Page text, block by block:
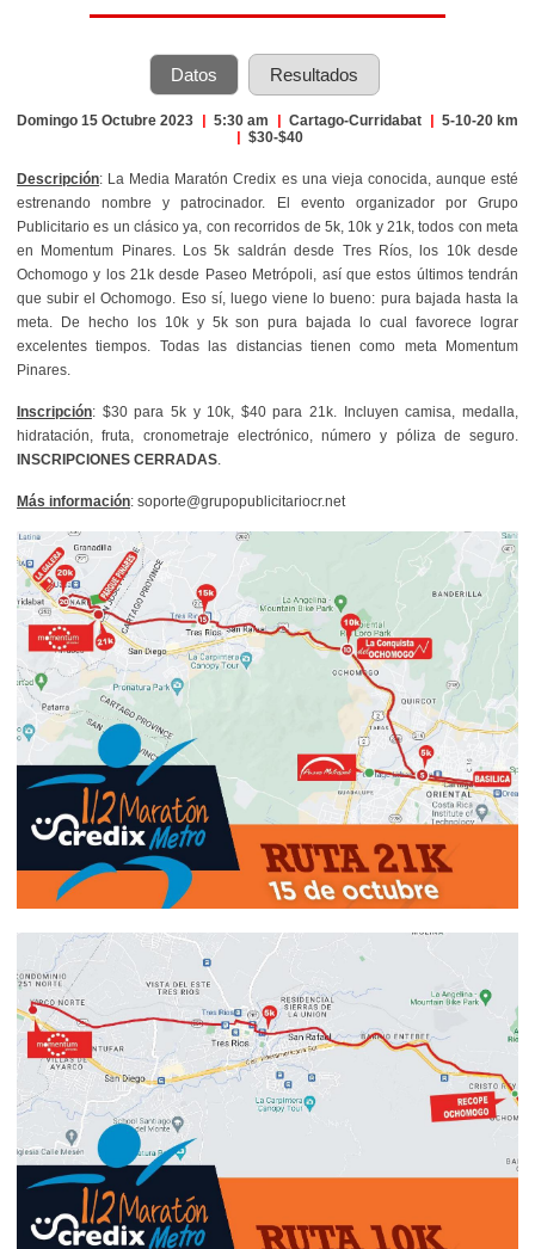
Datos Resultados
Domingo 15 Octubre 2023 | 5:30 am | Cartago-Curridabat | 5-10-20 km
| $30-$40
Descripción: La Media Maratón Credix es una vieja conocida, aunque esté
estrenando nombre y patrocinador. El evento organizador por Grupo
Publicitario es un clásico ya, con recorridos de 5k, 10k y 21k, todos con meta
en Momentum Pinares. Los 5k saldrán desde Tres Ríos, los 10k desde
Ochomogo y los 21k desde Paseo Metrópoli, así que estos últimos tendrán
que subir el Ochomogo. Eso sí, luego viene lo bueno: pura bajada hasta la
meta. De hecho los 10k y 5k son pura bajada lo cual favorece lograr
excelentes tiempos. Todas las distancias tienen como meta Momentum
Pinares.
Inscripción: $30 para 5k y 10k, $40 para 21k. Incluyen camisa, medalla,
hidratación, fruta, cronometraje electrónico, número y póliza de seguro.
INSCRIPCIONES CERRADAS
Más información: soporte@grupopublicitariocr.net